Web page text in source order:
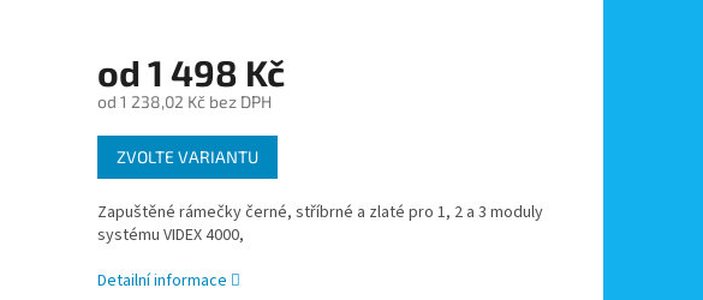
od 1 498 Kč
od 1 238,02 Kčbez DPH
Měrná
cena:
ZVOLTE VARIANTU
Zapuštěné rámečky černé, stříbrné a zlaté pro 1, 2 a 3 moduly
systému VIDEX 4000,
Detailní informace